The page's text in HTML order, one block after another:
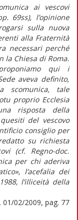
ai vescovi
69ss), l’opinione
sulla nuova
alla Fraternità
necessari perché
la Chiesa di Roma.
qui i
aveva definito,
tale
proprio Ecclesia
risposta della
del vescovo
consiglio per
su richiesta
(cf. Regno-doc.
per chi aderiva
l’acefalia dei
l’illiceità della
02/2009, pag. 77